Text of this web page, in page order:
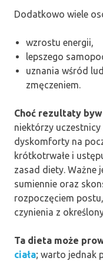
Dodatkowo wiele
wzrostu energii,
lepszego
uznania wśród
zmęczeniem.
Choć rezultaty
niektórzy
dyskomforty na
krótkotrwałe i
zasad diety. Ważne
sumiennie oraz
rozpoczęciem
czynienia z
Ta dieta może
ciała; warto jednak